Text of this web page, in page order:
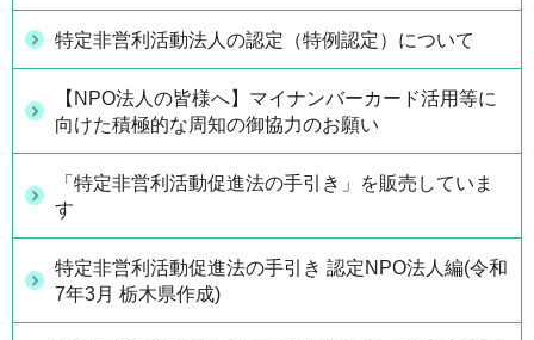
特定非営利活動法人の認定（特例認定）について
【NPO法人の皆様へ】マイナンバーカード活用等に
向けた積極的な周知の御協力のお願い
「特定非営利活動促進法の手引き」を販売していま
す
特定非営利活動促進法の手引き 認定NPO法人編(令和
7年3月 栃木県作成)